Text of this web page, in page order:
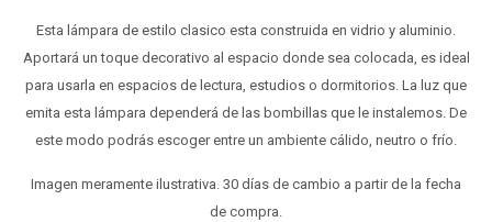
Esta lámpara de estilo clasico esta construida en vidrio y aluminio.
Aportará un toque decorativo al espacio donde sea colocada, es ideal
para usarla en espacios de lectura, estudios o dormitorios. La luz que
emita esta lámpara dependerá de las bombillas que le instalemos. De
este modo podrás escoger entre un ambiente cálido, neutro o frío.
Imagen meramente ilustrativa. 30 días de cambio a partir de la fecha
de compra.